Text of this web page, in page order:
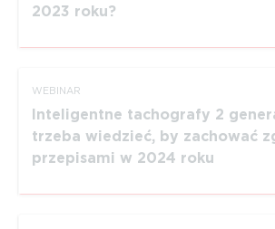
2023 roku?
WEBINAR
Inteligentne tachografy 2
trzeba wiedzieć, by zachować
przepisami w 2024 roku